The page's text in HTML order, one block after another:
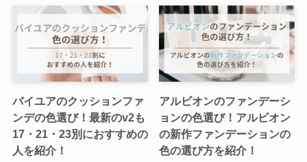
バイユアのクッションファ
ンデの色選び！最新のv2も
17・21・23別におすすめの
人を紹介！
アルビオンのファンデーシ
ョンの色選び！アルビオン
の新作ファンデーションの
色の選び方を紹介！